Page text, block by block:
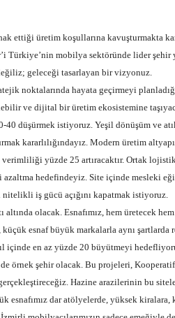
ettiği üretim koşullarına kavuşturmakta
Türkiye’nin mobilya sektöründe lider şehir
geleceği tasarlayan bir vizyonuz.
noktalarında hayata geçirmeyi
ve dijital bir üretim ekosistemine
düşürmek istiyoruz. Yeşil dönüşüm ve
kararlılığındayız. Modern üretim
yüzde 25 artıracaktır. Ortak lojistik
azaltma hedefindeyiz. Site içinde mesleki
iş gücü açığını kapatmak istiyoruz.
olacak. Esnafımız, hem üretecek
esnaf büyük markalarla aynı şartlarda
içinde en az yüzde 20 büyütmeyi
örnek şehir olacak. Bu projeleri,
Hazine arazilerinin bu
dar atölyelerde, yüksek kiralara,